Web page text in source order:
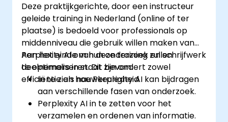
Deze praktijkgerichte, door een instructeur
geleide training in Nederland (online of ter
plaatse) is bedoeld voor professionals op
middenniveau die gebruik willen maken van
Perplexity AI om hun onderzoek en schrijfwerk
te optimaliseren. Dit bevordert zowel
efficiëntie als nauwkeurigheid.
Aan het einde van deze training zullen
deelnemers in staat zijn om:
In te zien hoe Perplexity AI kan bijdragen
aan verschillende fasen van onderzoek.
Perplexity AI in te zetten voor het
verzamelen en ordenen van informatie.